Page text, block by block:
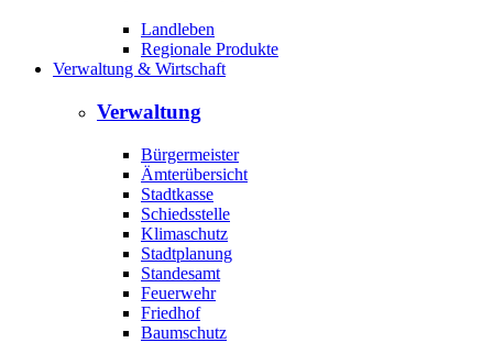
Landleben
Regionale Produkte
Verwaltung & Wirtschaft
Verwaltung
Bürgermeister
Ämterübersicht
Stadtkasse
Schiedsstelle
Klimaschutz
Stadtplanung
Standesamt
Feuerwehr
Friedhof
Baumschutz